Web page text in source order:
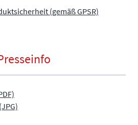
(gemäß GPSR)